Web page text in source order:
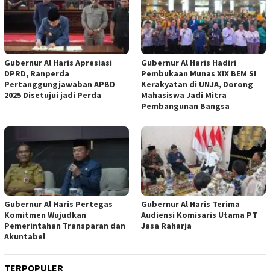
Gubernur Al Haris Apresiasi
DPRD, Ranperda
Pertanggungjawaban APBD
2025 Disetujui jadi Perda
Gubernur Al Haris Hadiri
Pembukaan Munas XIX BEM SI
Kerakyatan di UNJA, Dorong
Mahasiswa Jadi Mitra
Pembangunan Bangsa
Gubernur Al Haris Pertegas
Komitmen Wujudkan
Pemerintahan Transparan dan
Akuntabel
Gubernur Al Haris Terima
Audiensi Komisaris Utama PT
Jasa Raharja
TERPOPULER